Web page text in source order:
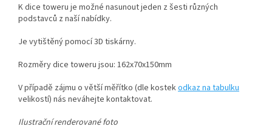
K dice toweru je možné nasunout jeden z šesti různých
podstavců z naší nabídky.
Je vytištěný pomocí 3D tiskárny.
Rozměry dice toweru jsou: 162x70x150mm
V případě zájmu o větší měřítko (dle kostekodkaz na tabulku
velikostí) nás neváhejte kontaktovat.
Ilustrační renderované foto